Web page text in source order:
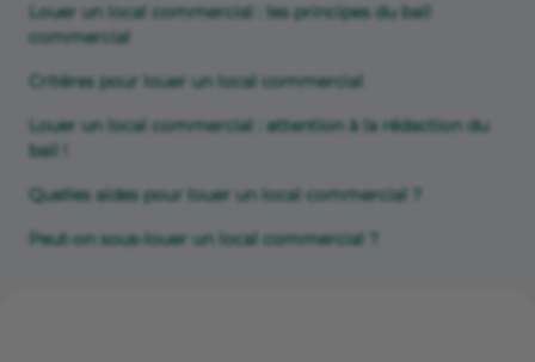
Louer un local commercial : les principes du bail
commercial
Critères pour louer un local commercial
Louer un local commercial : attention à la rédaction du
bail !
Quelles aides pour louer un local commercial ?
Peut-on sous-louer un local commercial ?